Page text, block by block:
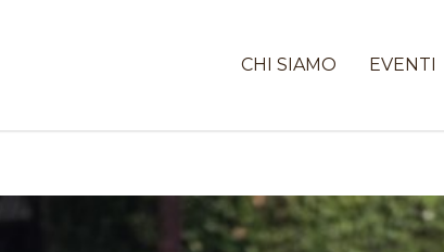
CHI SIAMO EVENTI